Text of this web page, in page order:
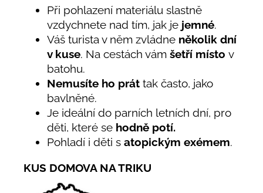
Při pohlazení materiálu slastně
vzdychnete nad tím, jak je jemné.
Váš turista v něm zvládne několik dní
v kuse. Na cestách vám šetří místo v
batohu.
Nemusíte ho prát tak často, jako
bavlněné.
Je ideální do parních letních dní, pro
děti, které se hodně potí.
Pohladí i děti s atopickým exémem.
KUS DOMOVA NA TRIKU